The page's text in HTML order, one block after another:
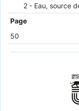
2 - Eau, source
Page
50